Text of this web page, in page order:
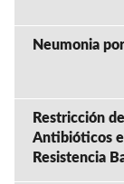
Neumonia
Restricción
Antibióticos
Resistencia